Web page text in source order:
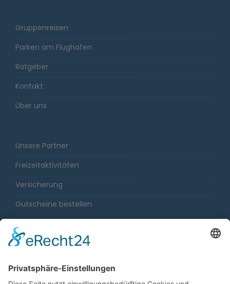
Gruppenreisen
Parken am Flughafen
Ratgeber
Kontakt
Über uns
Unsere Partner
Freizeitaktivitäten
Versicherung
Gutscheine bestellen
Impressum